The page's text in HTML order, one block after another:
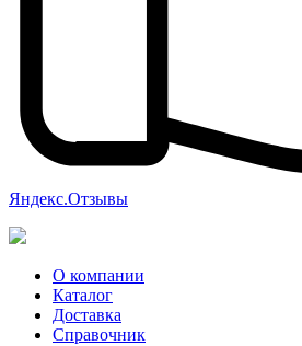
Яндекс.Отзывы
О компании
Каталог
Доставка
Справочник